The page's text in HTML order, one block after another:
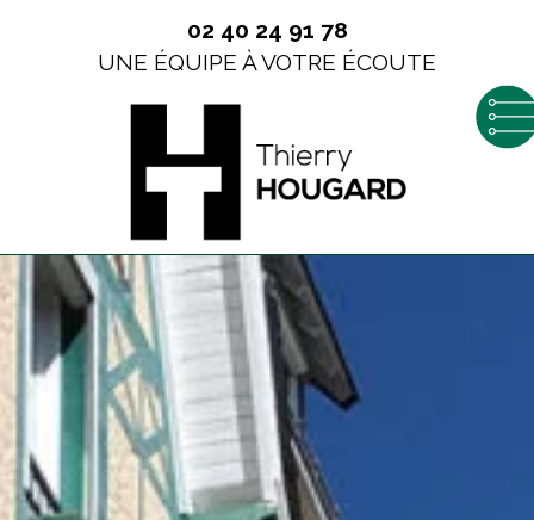
02 40 24 91 78
UNE ÉQUIPE À VOTRE ÉCOUTE